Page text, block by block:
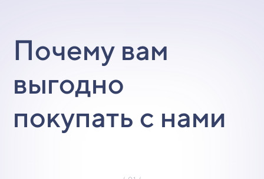
Почему вам
выгодно
покупать с нами